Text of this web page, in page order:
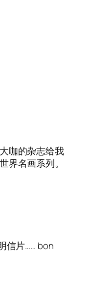
咖的杂志给我
界名画系列。
信片…… bon